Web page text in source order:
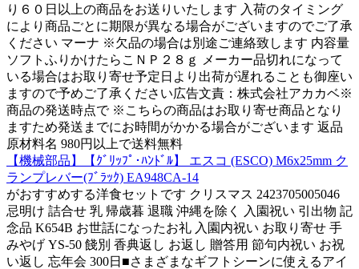
り６０日以上の商品をお送りいたします 入荷のタイミング
により商品ごとに期限が異なる場合がございますのでご了承
ください マーナ ※欠品の場合は別途ご連絡致します 内容量
ソフトふりかけたらこＮＰ２８ｇ メーカー品切れになって
いる場合はお取り寄せ予定日より出荷が遅れることも御座い
ますので予めご了承ください広告文責：株式会社アカカベ※
商品の発送時点で ※こちらの商品はお取り寄せ商品となり
ますため発送までにお時間がかかる場合がございます 返品
原材料名 980円以上で送料無料
【機械部品】【ｸﾞﾘｯﾌﾟ･ﾊﾝﾄﾞﾙ】 エスコ (ESCO) M6x25mm ク
ランプレバー(ﾌﾞﾗｯｸ) EA948CA-14
がおすすめする洋食セットです クリスマス 2423705005046
忌明け 詰合せ 乳 帰歳暮 退職 沖縄を除く 入園祝い 引出物 記
念品 K654B お世話になったお礼 入園内祝い お取り寄せ 手
みやげ YS-50 餞別 香典返し お返し 贈答用 節句内祝い お祝
い返し 忘年会 300日■さまざまなギフトシーンに使えるアイ